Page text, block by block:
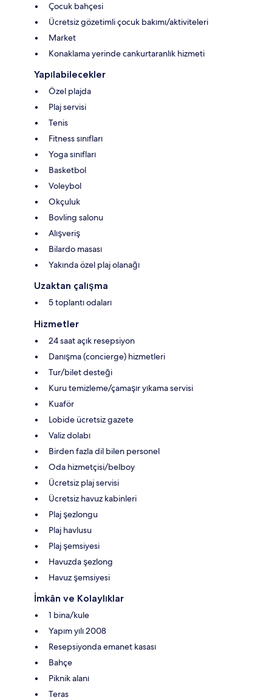
Çocuk bahçesi
Ücretsiz gözetimli çocuk bakımı/aktiviteleri
Market
Konaklama yerinde cankurtaranlık hizmeti
Yapılabilecekler
Özel plajda
Plaj servisi
Tenis
Fitness sınıfları
Yoga sınıfları
Basketbol
Voleybol
Okçuluk
Bovling salonu
Alışveriş
Bilardo masası
Yakında özel plaj olanağı
Uzaktan çalışma
5 toplantı odaları
Hizmetler
24 saat açık resepsiyon
Danışma (concierge) hizmetleri
Tur/bilet desteği
Kuru temizleme/çamaşır yıkama servisi
Kuaför
Lobide ücretsiz gazete
Valiz dolabı
Birden fazla dil bilen personel
Oda hizmetçisi/belboy
Ücretsiz plaj servisi
Ücretsiz havuz kabinleri
Plaj şezlongu
Plaj havlusu
Plaj şemsiyesi
Havuzda şezlong
Havuz şemsiyesi
İmkân ve Kolaylıklar
1 bina/kule
Yapım yılı 2008
Resepsiyonda emanet kasası
Bahçe
Piknik alanı
Teras